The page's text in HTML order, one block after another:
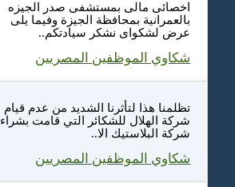
اخصائى مالى بمستشفى صدر الجيزه
بالعمرانية بمحافظة الجيزة وفيما يلى
عرض لشكواى نشكر سيادتكم..
شكاوي الموظفين المصريين
تظلمنا هذا لتأثرنا الشديد من عدم قيام
شركة الهلال للشكائر التي قامت بشراء
شركة البلاستيك الا..
شكاوي الموظفين المصريين